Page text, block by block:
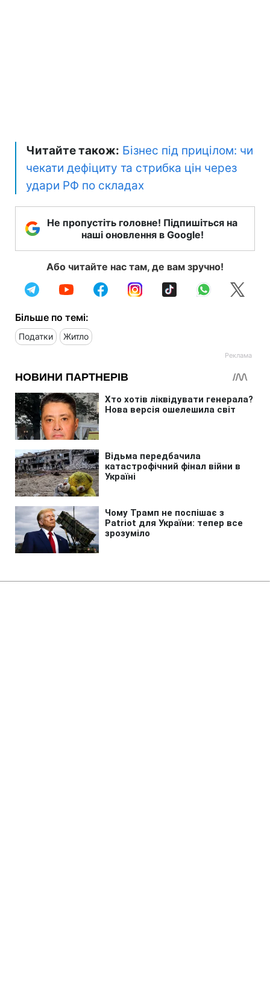
Читайте також: Бізнес під прицілом: чи
чекати дефіциту та стрибка цін через
удари РФ по складах
Не пропустіть головне! Підпишіться на
наші оновлення в Google!
Або читайте нас там, де вам зручно!
Більше по темі:
Податки Житло